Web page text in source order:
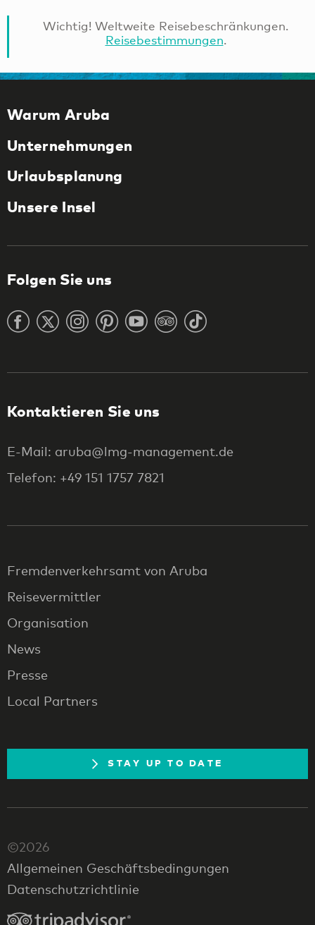
Wichtig! Weltweite Reisebeschränkungen.
Reisebestimmungen.
Warum Aruba
Unternehmungen
Urlaubsplanung
Unsere Insel
Folgen Sie uns
Kontaktieren Sie uns
E-Mail: aruba@lmg-management.de
Telefon: +49 151 1757 7821
Fremdenverkehrsamt von Aruba
Reisevermittler
Organisation
News
Presse
Local Partners
STAY UP TO DATE
©2026
Allgemeinen Geschäftsbedingungen
Datenschutzrichtlinie